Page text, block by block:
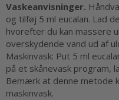
Vaskeanvisninger.
og tilføj 5 ml eucalan. Lad
hvorefter du kan massere
overskydende vand ud af
Maskinvask: Put 5 ml
på et skånevask program,
Bemærk at denne metode
maskinvask.